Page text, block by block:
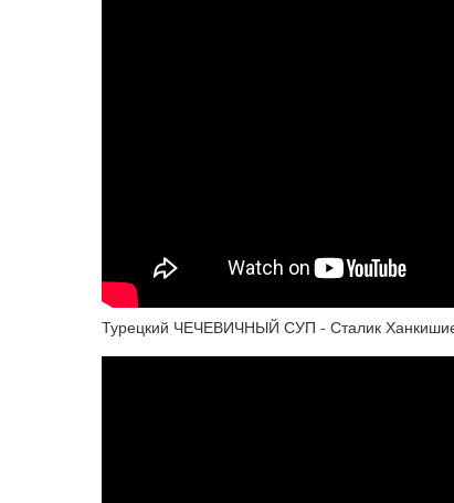
Турецкий ЧЕЧЕВИЧНЫЙ СУП - Сталик